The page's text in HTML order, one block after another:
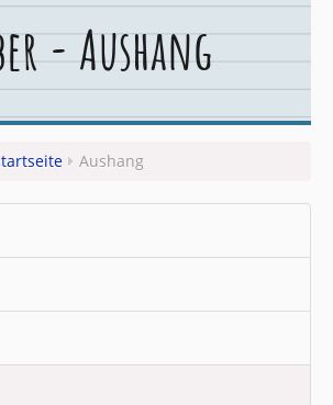
- Aushang
Aushang